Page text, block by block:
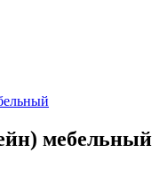
мебельный